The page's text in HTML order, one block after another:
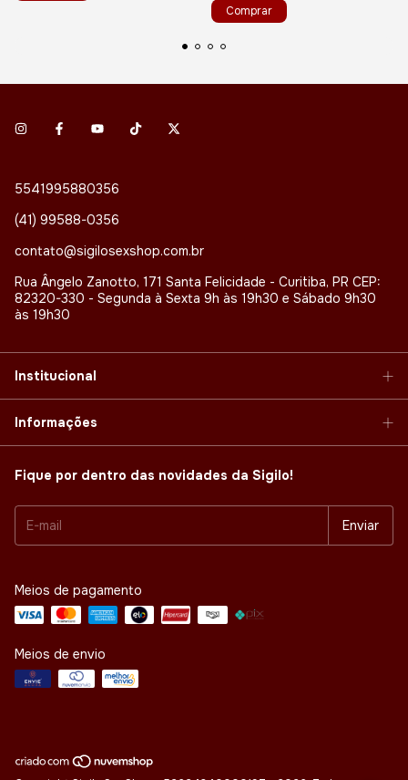
5541995880356
(41) 99588-0356
contato@sigilosexshop.com.br
Rua Ângelo Zanotto, 171 Santa Felicidade - Curitiba, PR CEP:
82320-330 - Segunda à Sexta 9h às 19h30 e Sábado 9h30
às 19h30
Institucional
Informações
Fique por dentro das novidades da Sigilo!
Meios de pagamento
Meios de envio